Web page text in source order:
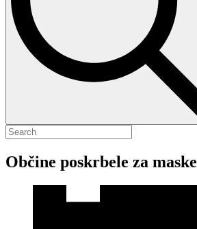
Občine poskrbele za maske